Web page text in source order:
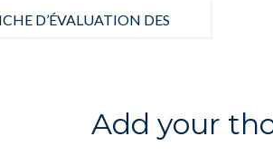
D’ÉVALUATION DES
Add your